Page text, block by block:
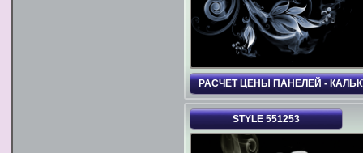
РАСЧЕТ ЦЕНЫ ПАНЕЛЕЙ -
STYLE 551253